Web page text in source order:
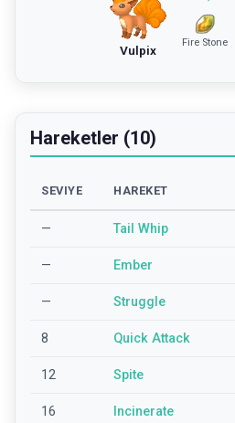
Vulpix
Fire Stone
Hareketler (10)
SEVIYE HAREKET
— Tail Whip
— Ember
— Struggle
8 Quick Attack
12 Spite
16 Incinerate